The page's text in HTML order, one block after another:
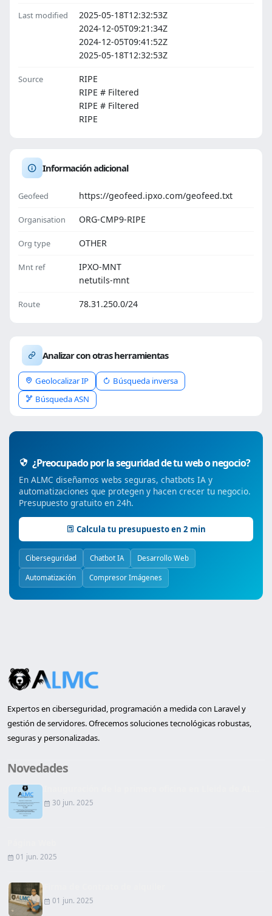
Last modified
2025-05-18T12:32:53Z
2024-12-05T09:21:34Z
2024-12-05T09:41:52Z
2025-05-18T12:32:53Z
Source
RIPE
RIPE # Filtered
RIPE # Filtered
RIPE
Información adicional
Geofeed https://geofeed.ipxo.com/geofeed.txt
Organisation ORG-CMP9-RIPE
Org type OTHER
Mnt ref
IPXO-MNT
netutils-mnt
Route 78.31.250.0/24
Analizar con otras herramientas
Geolocalizar IP
Búsqueda inversa
Búsqueda ASN
¿Preocupado por la seguridad de tu web o negocio?
En ALMC diseñamos webs seguras, chatbots IA y
automatizaciones que protegen y hacen crecer tu negocio.
Presupuesto gratuito en 24h.
Calcula tu presupuesto en 2 min
Ciberseguridad Chatbot IA Desarrollo Web
Automatización Compresor Imágenes
Expertos en ciberseguridad, programación a medida con Laravel y
gestión de servidores. Ofrecemos soluciones tecnológicas robustas,
seguras y personalizadas.
Novedades
30 jun. 2025
01 jun. 2025
01 jun. 2025